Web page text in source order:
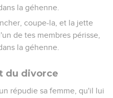
la géhenne.
coupe-la, et la jette
de tes membres périsse,
la géhenne.
du divorce
répudie sa femme, qu'il lui